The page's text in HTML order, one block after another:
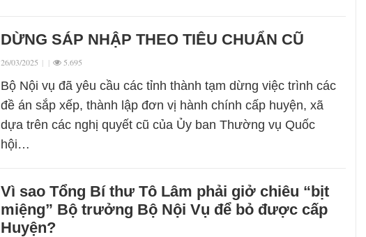
DỪNG SÁP NHẬP THEO TIÊU CHUẨN CŨ
26/03/2025 | | 5.695
Bộ Nội vụ đã yêu cầu các tỉnh thành tạm dừng việc trình các
đề án sắp xếp, thành lập đơn vị hành chính cấp huyện, xã
dựa trên các nghị quyết cũ của Ủy ban Thường vụ Quốc
hội…
Vì sao Tổng Bí thư Tô Lâm phải giở chiêu “bịt
miệng” Bộ trưởng Bộ Nội Vụ để bỏ được cấp
Huyện?